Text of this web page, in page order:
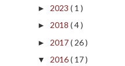
► 2023 ( 1 )
► 2018 ( 4 )
► 2017( 26 )
▼ 2016( 17 )